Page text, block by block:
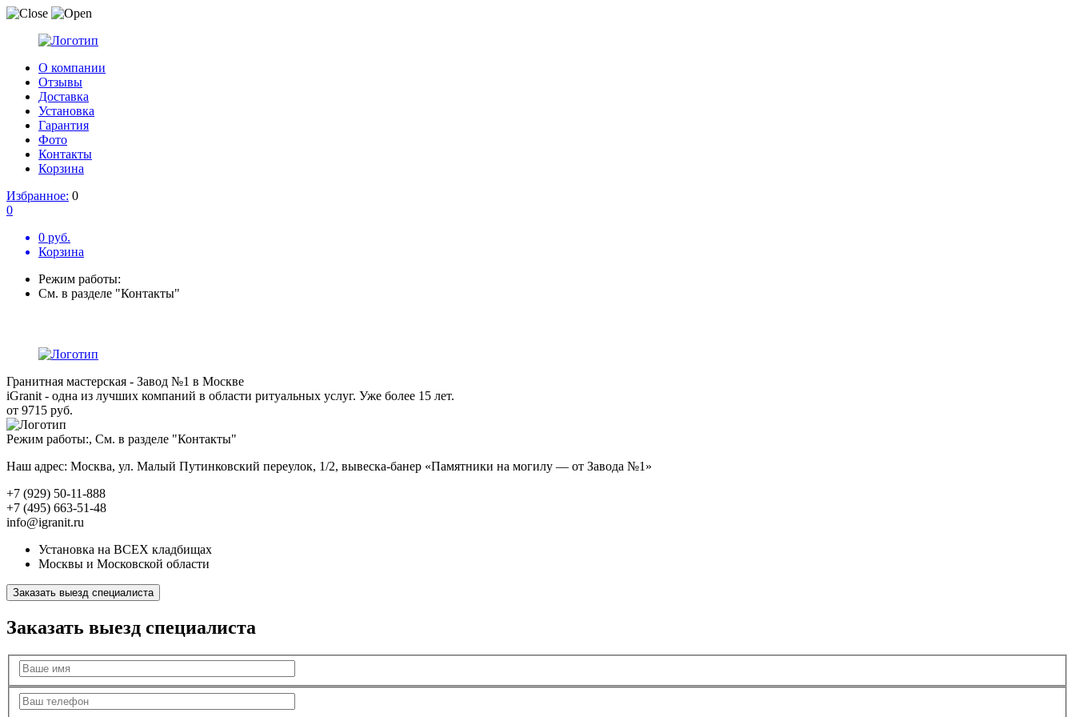
О компании
Отзывы
Доставка
Установка
Гарантия
Фото
Контакты
Корзина
Избранное: 0
0
0 руб.
Корзина
Режим работы:
См. в разделе "Контакты"
Гранитная мастерская - Завод №1 в Москве
iGranit - одна из лучших компаний в области ритуальных услуг. Уже более 15 лет.
от 9715 руб.
Режим работы:, См. в разделе "Контакты"
Наш адрес: Москва, ул. Малый Путинковский переулок, 1/2, вывеска-банер «Памятники на могилу — от Завода №1»
+7 (929) 50-11-888
+7 (495) 663-51-48
info@igranit.ru
Установка на ВСЕХ кладбищах
Москвы и Московской области
Заказать выезд специалиста
Заказать выезд специалиста